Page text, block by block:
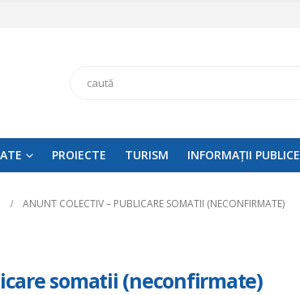
Search
PROIECTE TURISM INFORMAȚII PUBLICE
ANUNT COLECTIV – PUBLICARE SOMATII (NECONFIRMATE)
somatii (neconfirmate)